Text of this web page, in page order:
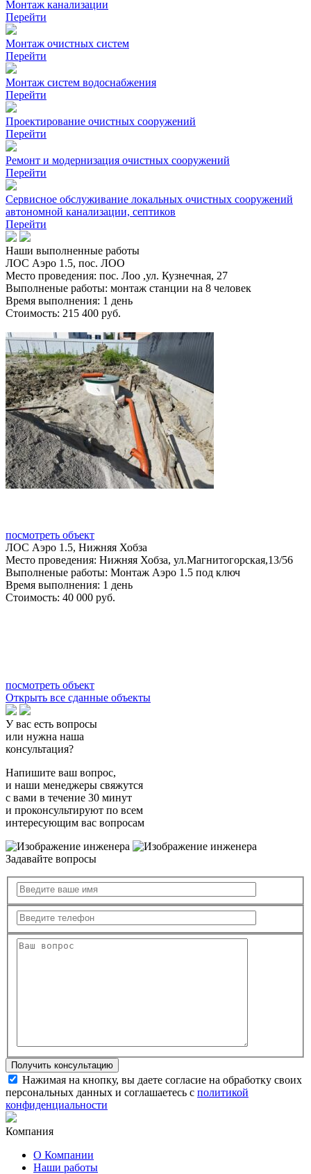
Монтаж канализации
Перейти
Монтаж очистных систем
Перейти
Монтаж систем водоснабжения
Перейти
Проектирование очистных сооружений
Перейти
Ремонт и модернизация очистных сооружений
Перейти
Сервисное обслуживание локальных очистных сооружений
автономной канализации, септиков
Перейти
Наши выполненные работы
ЛОС Аэро 1.5, пос. ЛОО
Место проведения: пос. Лоо ,ул. Кузнечная, 27
Выполненые работы: монтаж станции на 8 человек
Время выполнения: 1 день
Стоимость: 215 400 руб.
посмотреть объект
ЛОС Аэро 1.5, Нижняя Хобза
Место проведения: Нижняя Хобза, ул.Магнитогорская,13/56
Выполненые работы: Монтаж Аэро 1.5 под ключ
Время выполнения: 1 день
Стоимость: 40 000 руб.
посмотреть объект
Открыть все сданные объекты
У вас есть вопросы
или нужна наша
консультация?
Напишите ваш вопрос,
и наши менеджеры свяжутся
с вами в течение 30 минут
и проконсультируют по всем
интересующим вас вопросам
Задавайте вопросы
Нажимая на кнопку, вы даете согласие на обработку своих
персональных данных и соглашаетесь с политикой
конфиденциальности
Компания
О Компании
Наши работы